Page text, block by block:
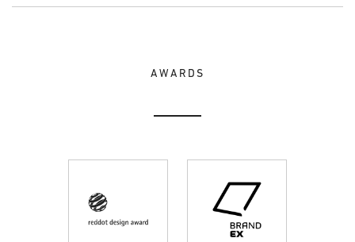
AWARDS